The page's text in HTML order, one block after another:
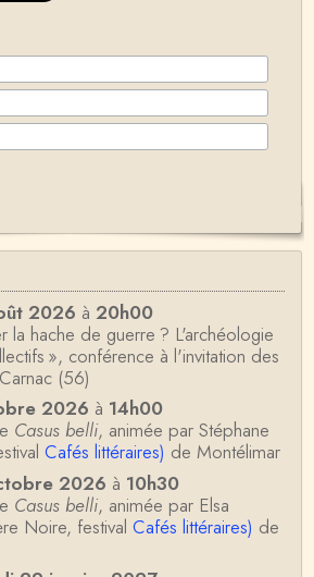
2026 à 20h00
la hache de guerre ? L'archéologie
», conférence à l'invitation des
(56)
2026 à 14h00
Casus belli, animée par Stéphane
Cafés littéraires) de Montélimar
2026 à 10h30
Casus belli, animée par Elsa
Noire, festival Cafés littéraires) de